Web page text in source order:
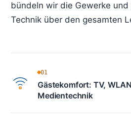
bündeln wir die Gewerke und
Technik über den gesamten
01
Gästekomfort: TV,
Medientechnik